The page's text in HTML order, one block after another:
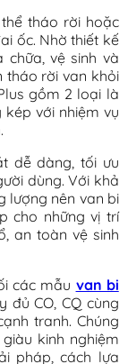
tháo rời hoặc
ốc. Nhờ thiết kế
vệ sinh và
tháo rời van khỏi
gồm 2 loại là
với nhiệm vụ
dễ dàng, tối ưu
dùng. Với khả
lượng nên van bi
cho những vị trí
an toàn vệ sinh
các mẫu van bi
đủ CO, CQ cùng
tranh. Chúng
kinh nghiệm
pháp, cách lựa